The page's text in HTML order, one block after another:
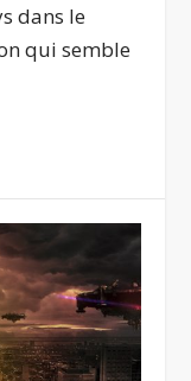
dans le
qui semble